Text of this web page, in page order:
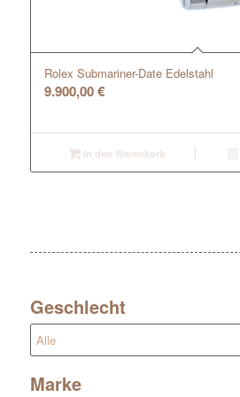
Rolex Submariner-Date Edelstahl
9.900,00€
In den Warenkorb
Geschlecht
Marke